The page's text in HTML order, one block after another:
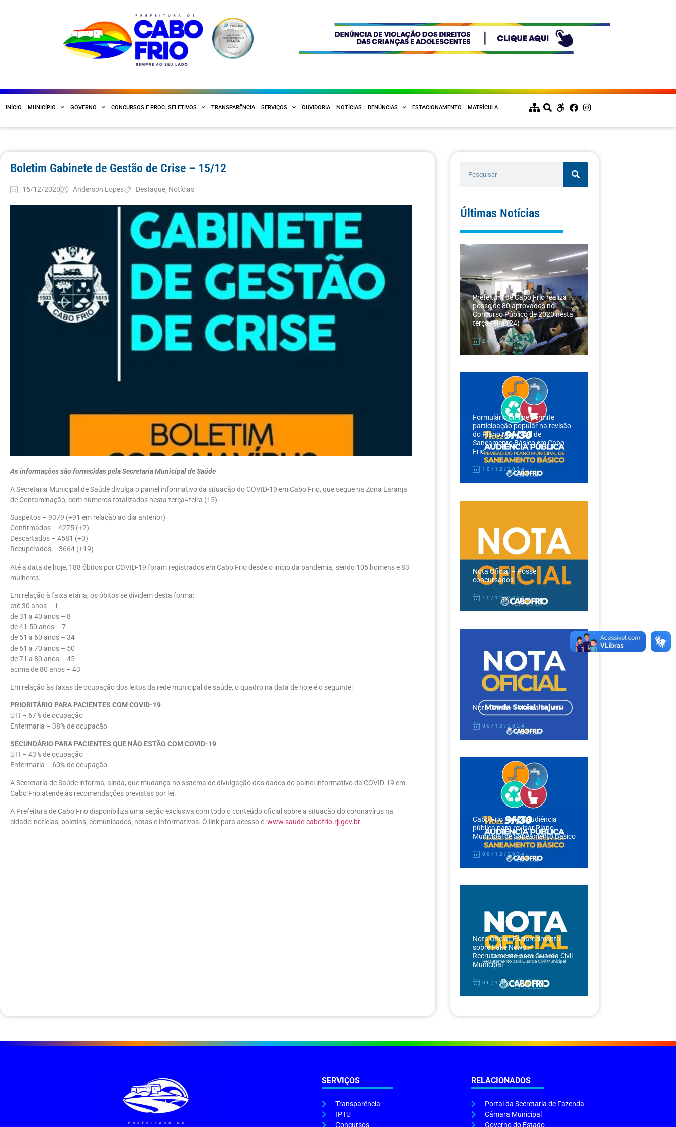
INÍCIO MUNICÍPIO GOVERNO CONCURSOS E PROC. SELETIVOS TRANSPARÊNCIA SERVIÇOS OUVIDORIA NOTÍCIAS DENÚNCIAS ESTACIONAMENTO MATRÍCULA
Boletim Gabinete de Gestão de Crise – 15/12
15/12/2020 Anderson Lopes Destaque, Notícias
As informações são fornecidas pela Secretaria Municipal de Saúde
A Secretaria Municipal de Saúde divulga o painel informativo da situação do COVID-19 em Cabo Frio, que segue na Zona Laranja
de Contaminação, com números totalizados nesta terça=feira (15).
Suspeitos – 9379 (+91 em relação ao dia anterior)
Confirmados – 4275 (+2)
Descartados – 4581 (+0)
Recuperados – 3664 (+19)
Até a data de hoje, 188 óbitos por COVID-19 foram registrados em Cabo Frio desde o início da pandemia, sendo 105 homens e 83
mulheres.
Em relação à faixa etária, os óbitos se dividem desta forma:
até 30 anos – 1
de 31 a 40 anos – 8
de 41-50 anos – 7
de 51 a 60 anos – 34
de 61 a 70 anos – 50
de 71 a 80 anos – 45
acima de 80 anos – 43
Em relação às taxas de ocupação dos leitos da rede municipal de saúde, o quadro na data de hoje é o seguinte:
PRIORITÁRIO PARA PACIENTES COM COVID-19
UTI – 67% de ocupação
Enfermaria – 38% de ocupação
SECUNDÁRIO PARA PACIENTES QUE NÃO ESTÃO COM COVID-19
UTI – 43% de ocupação
Enfermaria – 60% de ocupação
A Secretaria de Saúde informa, ainda, que mudança no sistema de divulgação dos dados do painel informativo da COVID-19 em
Cabo Frio atende às recomendações previstas por lei.
A Prefeitura de Cabo Frio disponibiliza uma seção exclusiva com todo o conteúdo oficial sobre a situação do coronavírus na
cidade: notícias, boletins, comunicados, notas e informativos. O link para acesso é:www.saude.cabofrio.rj.gov.br
Últimas Notícias
Prefeitura de Cabo Frio realiza
posse de 80 aprovados no
Concurso Público de 2020 nesta
terça-feira (24)
24/12/2024
Formulário on-line permite
participação popular na revisão
do Plano Municipal de
Saneamento Básico em Cabo
Frio
10/12/2024
Nota Oficial – Posse
concursados
10/12/2024
Nota Oficial – Moeda Itajuru
09/12/2024
Cabo Frio realiza audiência
pública para revisar Plano
Municipal de Saneamento Básico
09/12/2024
Nota Oficial: Esclarecimento
sobre Fake News –
Recrutamento para Guarda Civil
Municipal
06/12/2024
SERVIÇOS
Transparência
IPTU
Concursos
RELACIONADOS
Portal da Secretaria de Fazenda
Câmara Municipal
Governo do Estado